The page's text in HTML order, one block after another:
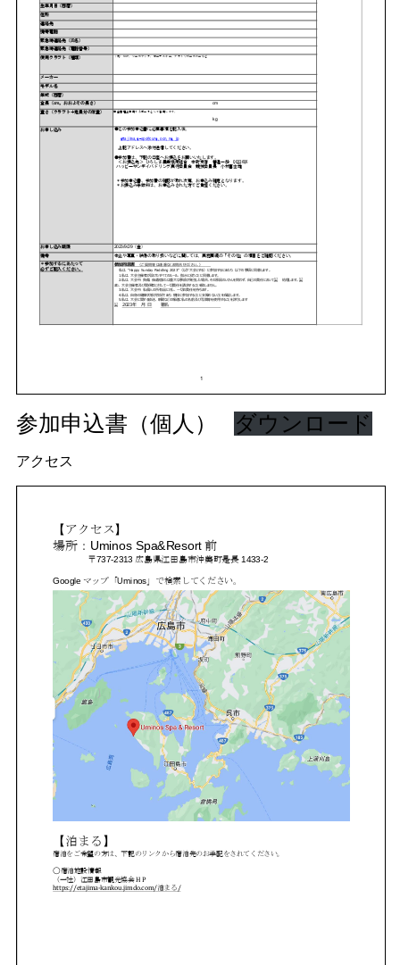
参加申込書（個人） ダウンロード
アクセス